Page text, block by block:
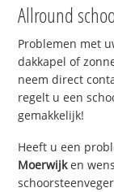
Allround
Problemen met
dakkapel of
neem direct
regelt u een
gemakkelijk!
Heeft u een
Moerwijken